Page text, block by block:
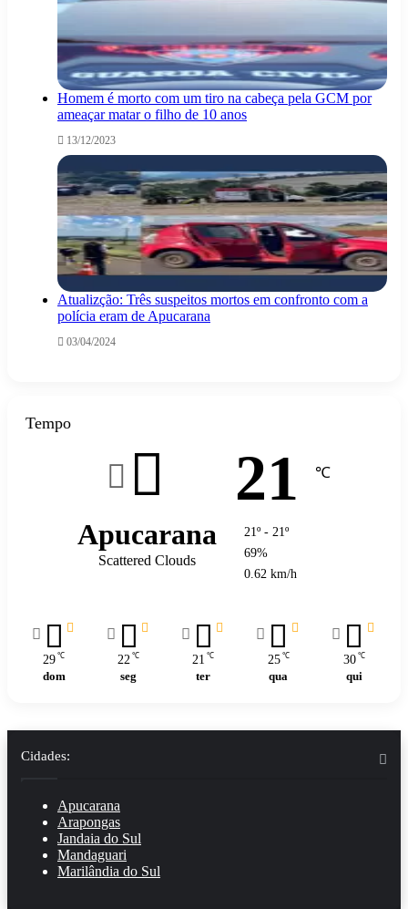
Homem é morto com um tiro na cabeça pela GCM por
ameaçar matar o filho de 10 anos
13/12/2023
Atualizção: Três suspeitos mortos em confronto com a
polícia eram de Apucarana
03/04/2024
Tempo
Apucarana
Scattered Clouds
21 ℃
21º - 21º
69%
0.62 km/h
29 ℃
dom
22 ℃
seg
21 ℃
ter
25 ℃
qua
30 ℃
qui
Cidades:
Apucarana
Arapongas
Jandaia do Sul
Mandaguari
Marilândia do Sul